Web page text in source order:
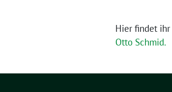
Hier findet ihr
Otto Schmid.